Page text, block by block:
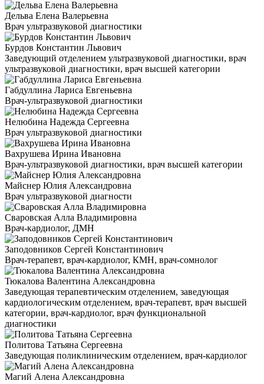
Дельва Елена Валерьевна
Врач ультразвуковой диагностики
Бурдов Константин Львович
Заведующий отделением ультразвуковой диагностики, врач
ультразвуковой диагностики, врач высшей категории
Габдуллина Лариса Евгеньевна
Врач-ультразвуковой диагностики
Нелюбина Надежда Сергеевна
Врач ультразвуковой диагностики
Вахрушева Ирина Ивановна
Врач-ультразвуковой диагностики, врач высшей категории
Майснер Юлия Александровна
Врач ультразвуковой диагности
Сваровская Алла Владимировна
Врач-кардиолог, ДМН
Заподовников Сергей Константинович
Врач-терапевт, врач-кардиолог, КМН, врач-сомнолог
Тюкалова Валентина Александровна
Заведующая терапевтическим отделением, заведующая
кардиологическим отделением, врач-терапевт, врач высшей
категории, врач-кардиолог, врач функциональной
диагностики
Политова Татьяна Сергеевна
Заведующая поликлиническим отделением, врач-кардиолог
Магий Алена Александровна